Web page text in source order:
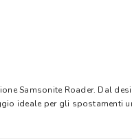
Samsonite Roader. Dal
ideale per gli spostamenti